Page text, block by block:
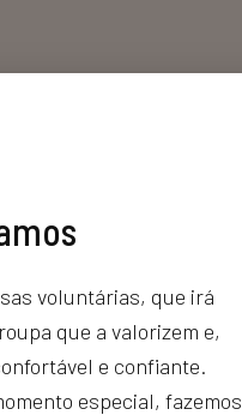
voluntárias, que irá
que a valorizem e,
e confiante.
especial, fazemos